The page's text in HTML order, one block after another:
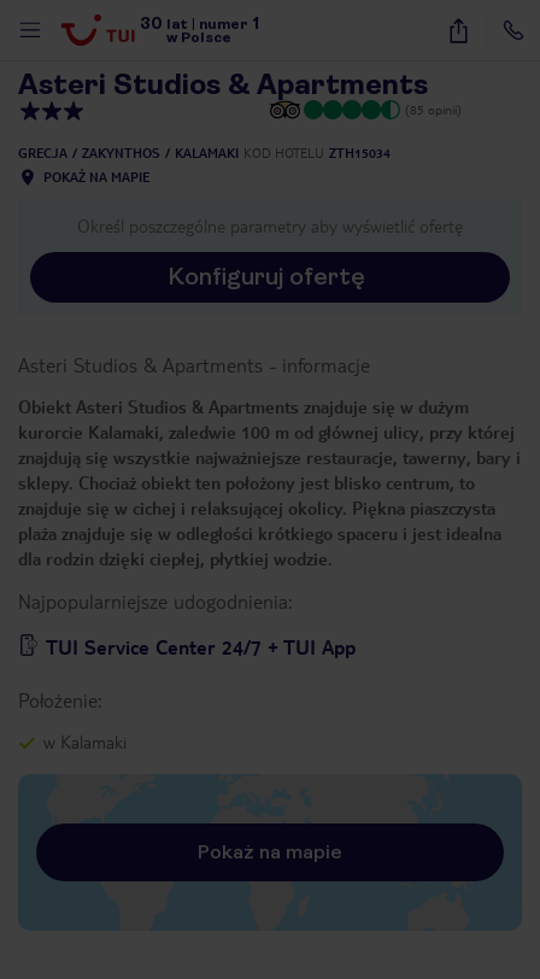
30 lat numer 1
w Polsce
2
Asteri Studios & Apartments
(85 opinii)
GRECJA ZAKYNTHOS KALAMAKI KOD HOTELU ZTH15034
POKAŻ NA MAPIE
Określ poszczególne parametry aby wyświetlić ofertę
Konfiguruj ofertę
Asteri Studios & Apartments - informacje
Obiekt Asteri Studios & Apartments znajduje się w dużym
kurorcie Kalamaki, zaledwie 100 m od głównej ulicy, przy której
znajdują się wszystkie najważniejsze restauracje, tawerny, bary i
sklepy. Chociaż obiekt ten położony jest blisko centrum, to
znajduje się w cichej i relaksującej okolicy. Piękna piaszczysta
plaża znajduje się w odległości krótkiego spaceru i jest idealna
dla rodzin dzięki ciepłej, płytkiej wodzie.
Najpopularniejsze udogodnienia:
TUI Service Center 24/7 + TUI App
Położenie:
w Kalamaki
Pokaż na mapie